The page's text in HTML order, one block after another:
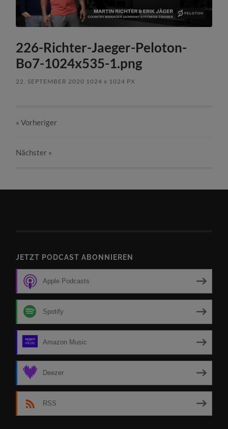
226-Richter-Jaeger-Peloton-
Bo7-1024x535-1.png
22. SEPTEMBER 2020 1024x 1024 PX
« Vorheriger
Nächster »
JETZT PODCAST ABONNIEREN
Apple Podcasts
Spotify
Amazon Music
Deezer
RSS